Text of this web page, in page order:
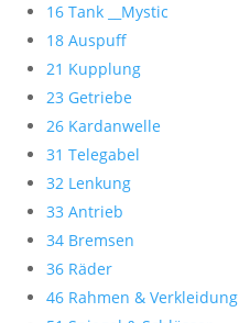
16 Tank __Mystic
18 Auspuff
21 Kupplung
23 Getriebe
26 Kardanwelle
31 Telegabel
32 Lenkung
33 Antrieb
34 Bremsen
36 Räder
46 Rahmen & Verkleidung